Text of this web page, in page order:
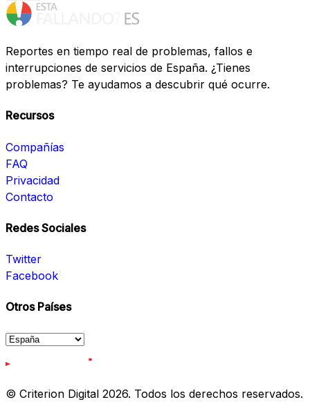
Reportes en tiempo real de problemas, fallos e
interrupciones de servicios de España. ¿Tienes
problemas? Te ayudamos a descubrir qué ocurre.
Recursos
Compañías
FAQ
Privacidad
Contacto
Redes Sociales
Twitter
Facebook
Otros Países
© Criterion Digital 2026. Todos los derechos reservados.